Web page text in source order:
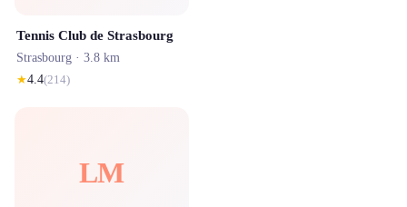
Tennis Club de Strasbourg
Strasbourg · 3.8 km
★4.4(214)
LM